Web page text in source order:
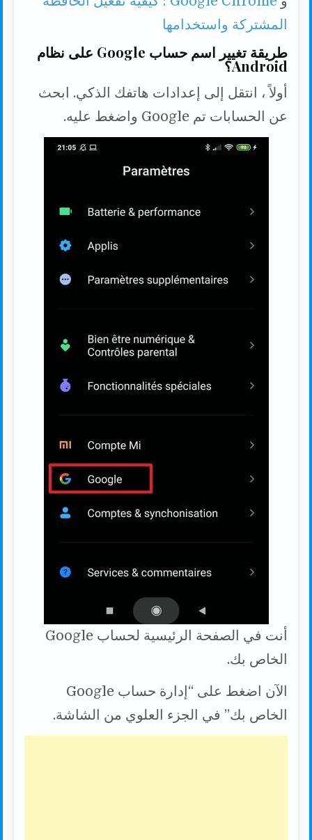
المشتركة واستخدامها
طريقة تغيير اسم حساب Google على نظام
Android؟
أولاً ، انتقل إلى إعدادات هاتفك الذكي. ابحث
عن الحسابات تم Google واضغط عليه.
أنت في الصفحة الرئيسية لحساب Google
الخاص بك.
الآن اضغط على “إدارة حساب Google
الخاص بك” في الجزء العلوي من الشاشة.